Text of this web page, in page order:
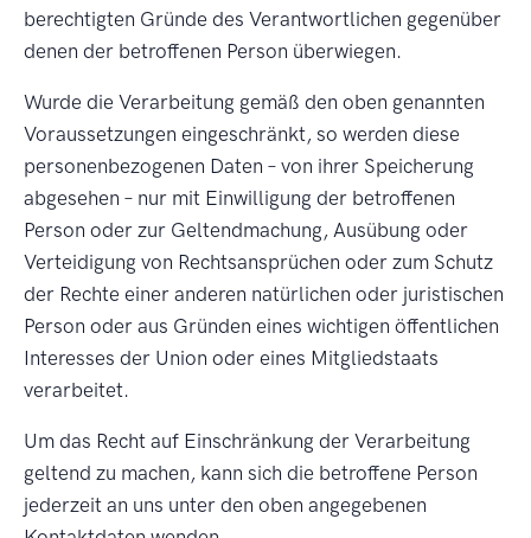
berechtigten Gründe des Verantwortlichen gegenüber
denen der betroffenen Person überwiegen.
Wurde die Verarbeitung gemäß den oben genannten
Voraussetzungen eingeschränkt, so werden diese
personenbezogenen Daten – von ihrer Speicherung
abgesehen – nur mit Einwilligung der betroffenen
Person oder zur Geltendmachung, Ausübung oder
Verteidigung von Rechtsansprüchen oder zum Schutz
der Rechte einer anderen natürlichen oder juristischen
Person oder aus Gründen eines wichtigen öffentlichen
Interesses der Union oder eines Mitgliedstaats
verarbeitet.
Um das Recht auf Einschränkung der Verarbeitung
geltend zu machen, kann sich die betroffene Person
jederzeit an uns unter den oben angegebenen